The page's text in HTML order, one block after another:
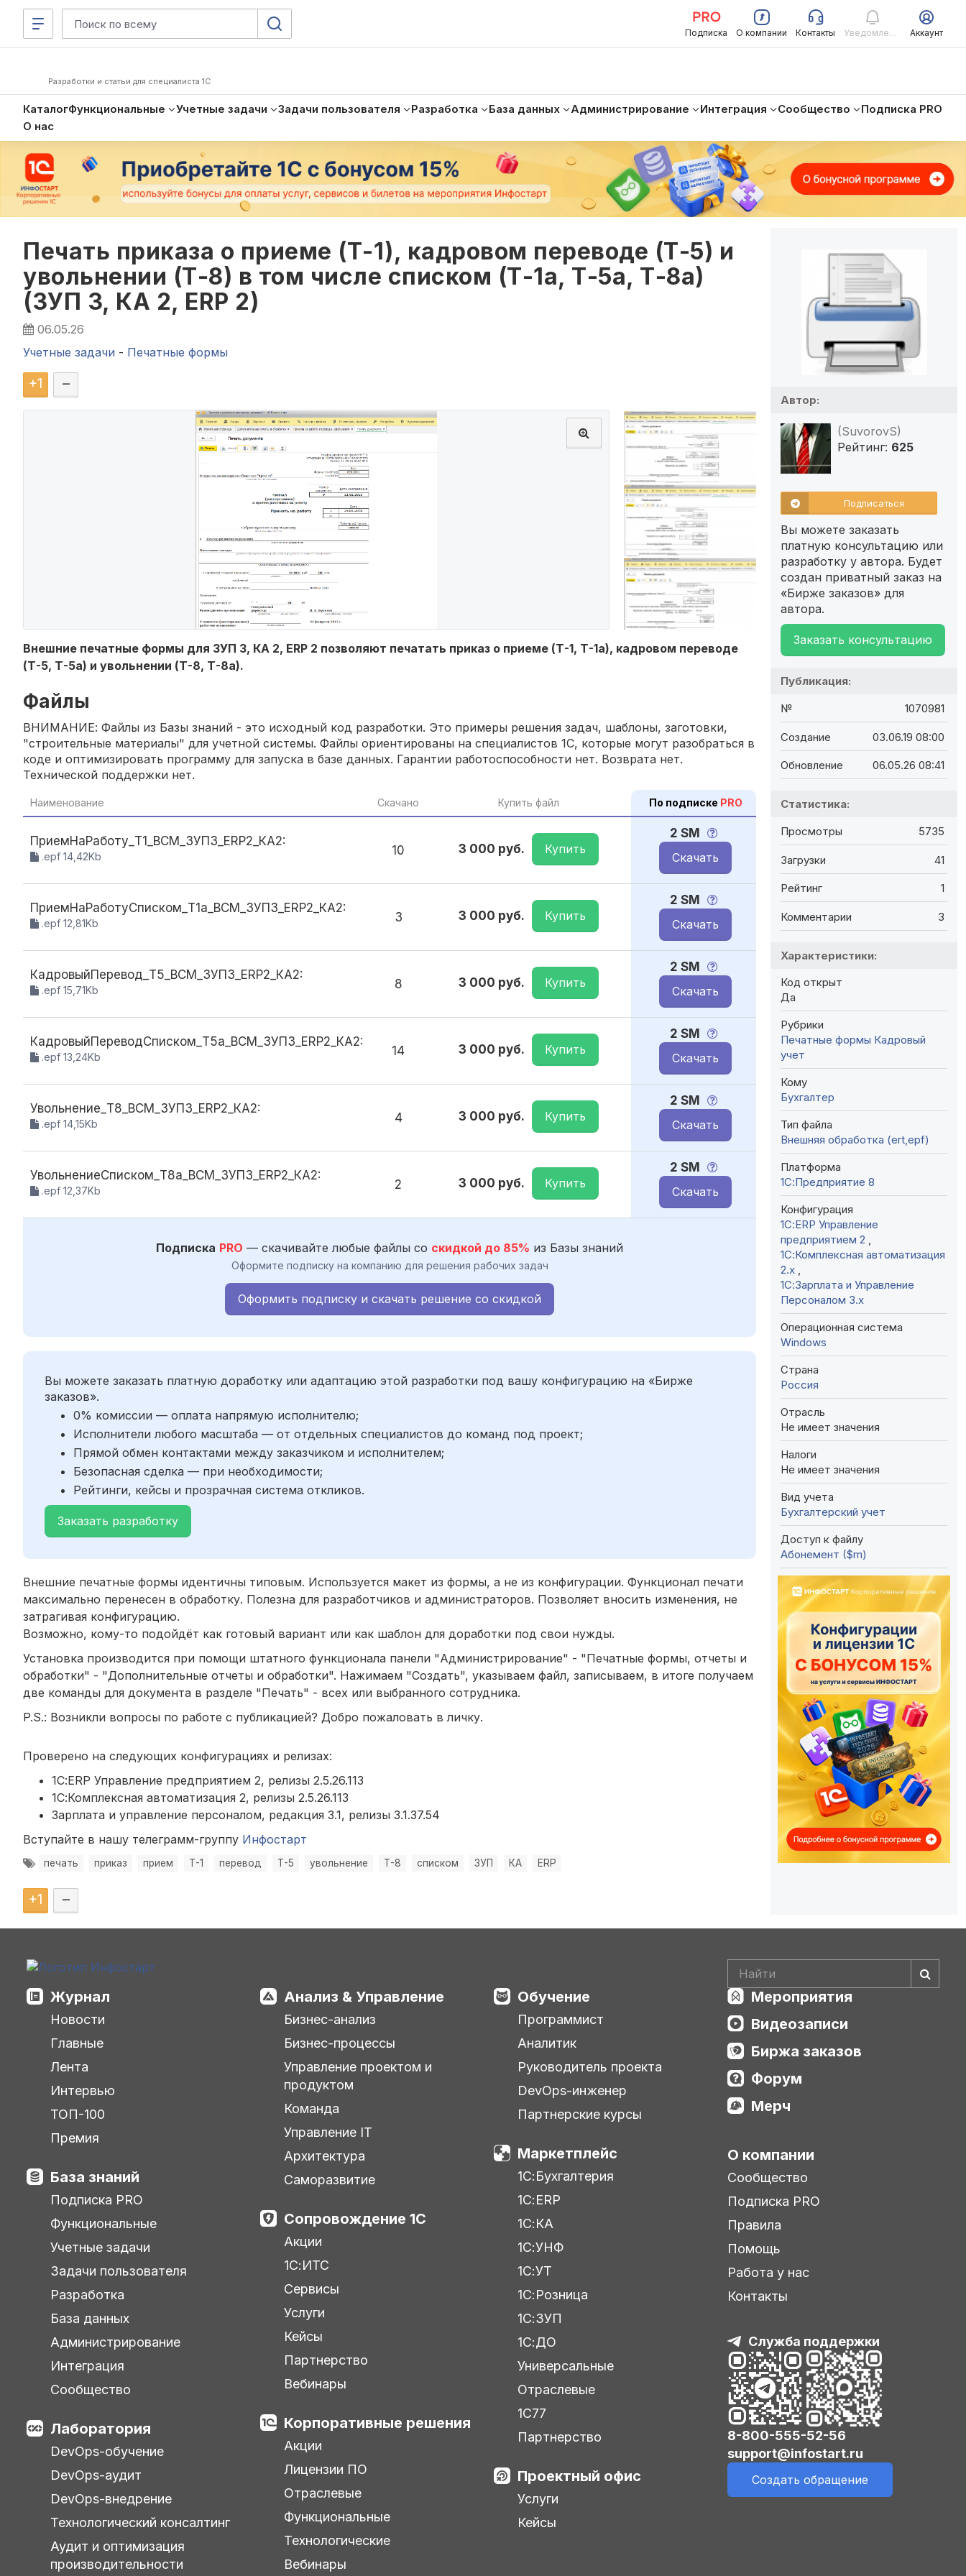
Подписка О компании Контакты Уведомления Аккаунт
Разработки и статьи для специалиста 1С
КаталогФункциональные Учетные задачи Задачи пользователя Разработка База данных Администрирование Интеграция Сообщество
Подписка PRO
О нас
Печать приказа о приеме (Т-1), кадровом переводе (Т-5) и
увольнении (Т-8) в том числе списком (Т-1а, Т-5а, Т-8а)
(ЗУП 3, КА 2, ERP 2)
06.05.26
Учетные задачи - Печатные формы
+1 –
Внешние печатные формы для ЗУП 3, КА 2, ERP 2 позволяют печатать приказ о приеме (Т-1, Т-1а), кадровом переводе
(Т-5, Т-5а) и увольнении (Т-8, Т-8а).
Файлы
ВНИМАНИЕ: Файлы из Базы знаний - это исходный код разработки. Это примеры решения задач, шаблоны, заготовки,
"строительные материалы" для учетной системы. Файлы ориентированы на специалистов 1С, которые могут разобраться в
коде и оптимизировать программу для запуска в базе данных. Гарантии работоспособности нет. Возврата нет.
Технической поддержки нет.
Наименование Скачано Купить файл По подписке PRO
ПриемНаРаботу_Т1_ВСМ_ЗУП3_ERP2_КА2:
.epf 14,42Kb 10 3 000 руб. Купить
2 SM
Скачать
ПриемНаРаботуСписком_Т1а_ВСМ_ЗУП3_ERP2_КА2:
.epf 12,81Kb 3 3 000 руб. Купить
2 SM
Скачать
КадровыйПеревод_Т5_ВСМ_ЗУП3_ERP2_КА2:
.epf 15,71Kb 8 3 000 руб. Купить
2 SM
Скачать
КадровыйПереводСписком_Т5а_ВСМ_ЗУП3_ERP2_КА2:
.epf 13,24Kb 14 3 000 руб. Купить
2 SM
Скачать
Увольнение_Т8_ВСМ_ЗУП3_ERP2_КА2:
.epf 14,15Kb 4 3 000 руб. Купить
2 SM
Скачать
УвольнениеСписком_Т8а_ВСМ_ЗУП3_ERP2_КА2:
.epf 12,37Kb 2 3 000 руб. Купить
2 SM
Скачать
Подписка PRO — скачивайте любые файлы со скидкой до 85% из Базы знаний
Оформите подписку на компанию для решения рабочих задач
Оформить подписку и скачать решение со скидкой
Вы можете заказать платную доработку или адаптацию этой разработки под вашу конфигурацию на «Бирже
заказов».
0% комиссии — оплата напрямую исполнителю;
Исполнители любого масштаба — от отдельных специалистов до команд под проект;
Прямой обмен контактами между заказчиком и исполнителем;
Безопасная сделка — при необходимости;
Рейтинги, кейсы и прозрачная система откликов.
Заказать разработку
Внешние печатные формы идентичны типовым. Используется макет из формы, а не из конфигурации. Функционал печати
максимально перенесен в обработку. Полезна для разработчиков и администраторов. Позволяет вносить изменения, не
затрагивая конфигурацию.
Возможно, кому-то подойдёт как готовый вариант или как шаблон для доработки под свои нужды.
Установка производится при помощи штатного функционала панели "Администрирование" - "Печатные формы, отчеты и
обработки" - "Дополнительные отчеты и обработки". Нажимаем "Создать", указываем файл, записываем, в итоге получаем
две команды для документа в разделе "Печать" - всех или выбранного сотрудника.
P.S.: Возникли вопросы по работе с публикацией? Добро пожаловать в личку.
Проверено на следующих конфигурациях и релизах:
1С:ERP Управление предприятием 2, релизы 2.5.26.113
1С:Комплексная автоматизация 2, релизы 2.5.26.113
Зарплата и управление персоналом, редакция 3.1, релизы 3.1.37.54
Вступайте в нашу телеграмм-группу Инфостарт
печать приказ прием Т-1 перевод Т-5 увольнение Т-8 списком ЗУП КА ERP
+1 –
Автор:
(SuvorovS)
Рейтинг: 625
Подписаться
Вы можете заказать
платную консультацию или
разработку у автора. Будет
создан приватный заказ на
«Бирже заказов» для
автора.
Заказать консультацию
Публикация:
№ 1070981
Создание 03.06.19 08:00
Обновление 06.05.26 08:41
Статистика:
Просмотры 5735
Загрузки 41
Рейтинг 1
Комментарии 3
Характеристики:
Код открыт
Да
Рубрики
Печатные формы Кадровый
учет
Кому
Бухгалтер
Тип файла
Внешняя обработка (ert,epf)
Платформа
1С:Предприятие 8
Конфигурация
1С:ERP Управление
предприятием 2
1С:Комплексная автоматизация
2.х
1С:Зарплата и Управление
Персоналом 3.x
Операционная система
Windows
Страна
Россия
Отрасль
Не имеет значения
Налоги
Не имеет значения
Вид учета
Бухгалтерский учет
Доступ к файлу
Абонемент ($m)
Журнал
Новости
Главные
Лента
Интервью
ТОП-100
Премия
База знаний
Подписка PRO
Функциональные
Учетные задачи
Задачи пользователя
Разработка
База данных
Администрирование
Интеграция
Сообщество
Лаборатория
DevOps-обучение
DevOps-аудит
DevOps-внедрение
Технологический консалтинг
Аудит и оптимизация
производительности
Анализ & Управление
Бизнес-анализ
Бизнес-процессы
Управление проектом и
продуктом
Команда
Управление IT
Архитектура
Саморазвитие
Сопровождение 1С
Акции
1С:ИТС
Сервисы
Услуги
Кейсы
Партнерство
Вебинары
Корпоративные решения
Акции
Лицензии ПО
Отраслевые
Функциональные
Технологические
Вебинары
Обучение
Программист
Аналитик
Руководитель проекта
DevOps-инженер
Партнерские курсы
Маркетплейс
1С:Бухгалтерия
1С:ERP
1С:КА
1С:УНФ
1С:УТ
1С:Розница
1С:ЗУП
1С:ДО
Универсальные
Отраслевые
1С77
Партнерство
Проектный офис
Услуги
Кейсы
Мероприятия
Видеозаписи
Биржа заказов
Форум
Мерч
О компании
Сообщество
Подписка PRO
Правила
Помощь
Работа у нас
Контакты
Служба поддержки
8-800-555-52-56
support@infostart.ru
Создать обращение